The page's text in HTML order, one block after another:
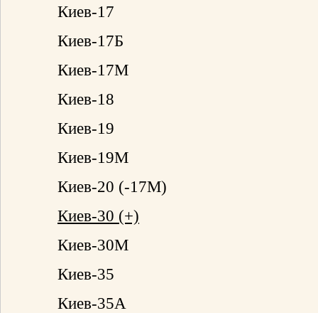
Киев-17
Киев-17Б
Киев-17М
Киев-18
Киев-19
Киев-19М
Киев-20 (-17М)
Киев-30 (+)
Киев-30М
Киев-35
Киев-35А